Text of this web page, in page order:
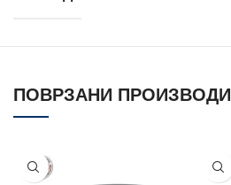
ПОВРЗАНИ ПРОИЗВОДИ